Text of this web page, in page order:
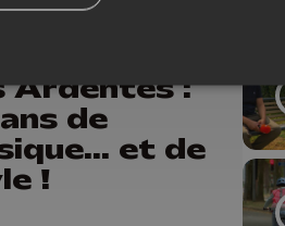
Ardentes :
de
et de
!